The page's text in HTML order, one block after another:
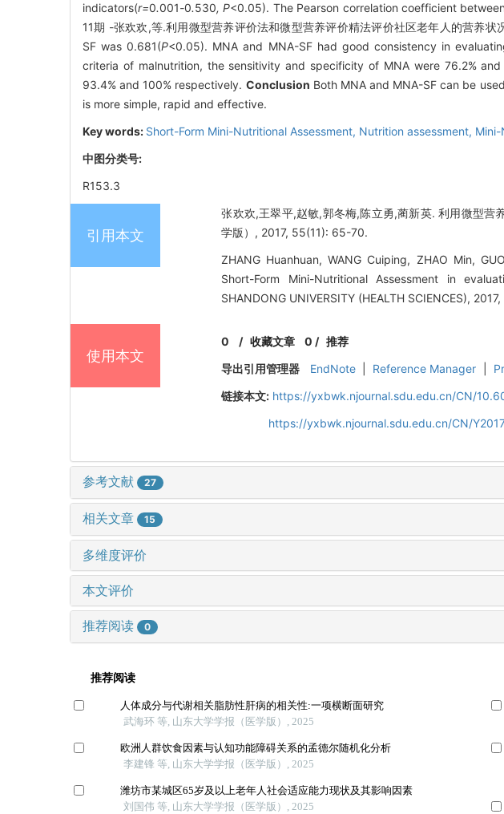
indicators(r=0.001-0.530, P<0.05). The Pearson correlation coefficient
11期 -张欢欢,等.利用微型营养评价法和微型营养评价精法评价社区老年人的营
SF was 0.681(P<0.05). MNA and MNA-SF had good consistency in
criteria of malnutrition, the sensitivity and specificity of MNA were 76.2%
93.4% and 100% respectively. Conclusion Both MNA and MNA-SF can be
is more simple, rapid and effective.
Key words: Short-Form Mini-Nutritional Assessment, Nutrition assessment, Mini-
中图分类号:
R153.3
引用本文
张欢欢,王翠平,赵敏,郭冬梅,陈立勇,蔺新英. 利用微型
学版）, 2017, 55(11): 65-70.
ZHANG Huanhuan, WANG Cuiping, ZHAO Min,
Short-Form Mini-Nutritional Assessment in
SHANDONG UNIVERSITY (HEALTH SCIENCES),
使用本文
0 /收藏文章 0 / 推荐
导出引用管理器
EndNote Reference Manager
链接本文: https://yxbwk.njournal.sdu.edu.cn/CN/
https://yxbwk.njournal.sdu.edu.cn/CN/
参考文献 27
相关文章 15
多维度评价
本文评价
推荐阅读 0